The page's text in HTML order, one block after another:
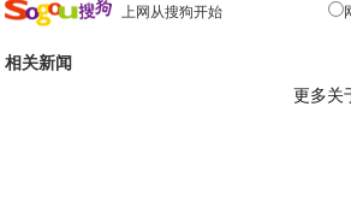
上网从搜狗开始
相关新闻
更多关